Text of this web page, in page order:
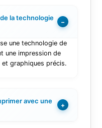
la technologie
−
une technologie de
une impression de
graphiques précis.
avec une
+